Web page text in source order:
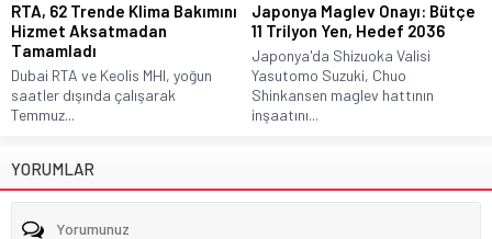
RTA, 62 Trende Klima Bakımını
Hizmet Aksatmadan
Tamamladı
Dubai RTA ve Keolis MHI, yoğun
saatler dışında çalışarak
Temmuz...
Japonya Maglev Onayı: Bütçe
11 Trilyon Yen, Hedef 2036
Japonya'da Shizuoka Valisi
Yasutomo Suzuki, Chuo
Shinkansen maglev hattının
inşaatını...
YORUMLAR